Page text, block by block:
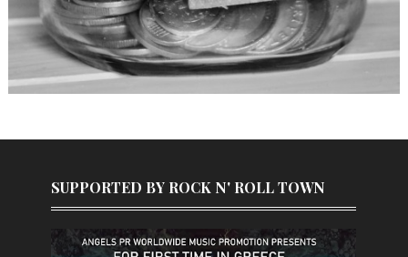
SUPPORTED BY ROCK N' ROLL TOWN